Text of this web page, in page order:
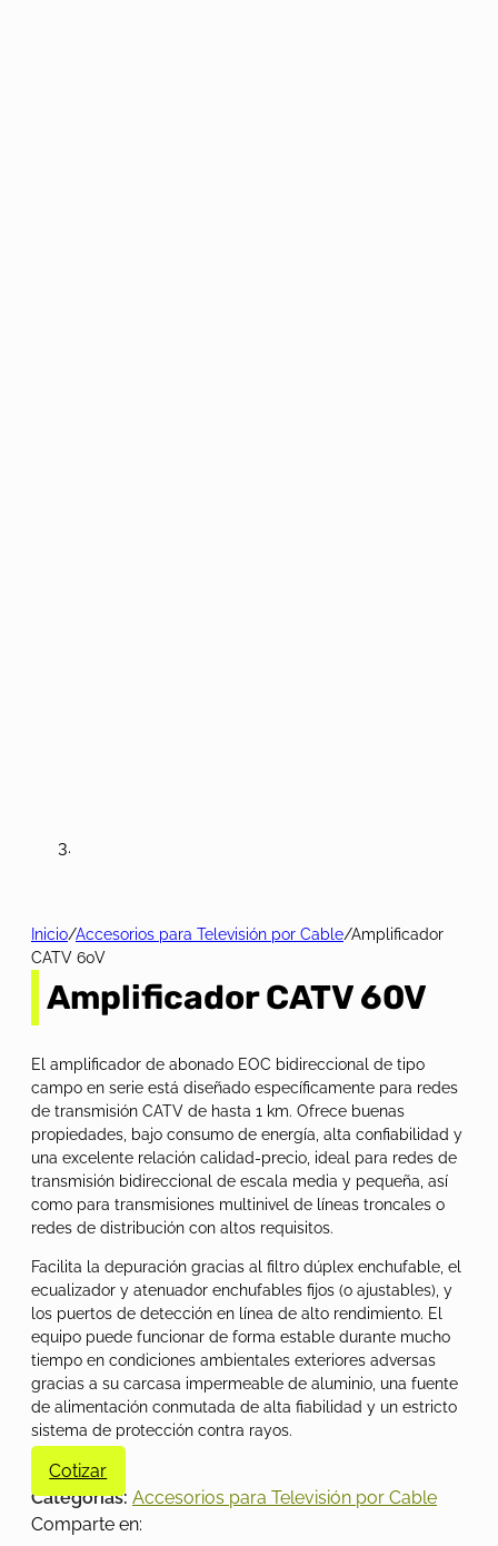
Inicio/Accesorios para Televisión por Cable/Amplificador
CATV 60V
Amplificador CATV 60V
El amplificador de abonado EOC bidireccional de tipo
campo en serie está diseñado específicamente para redes
de transmisión CATV de hasta 1 km. Ofrece buenas
propiedades, bajo consumo de energía, alta confiabilidad y
una excelente relación calidad-precio, ideal para redes de
transmisión bidireccional de escala media y pequeña, así
como para transmisiones multinivel de líneas troncales o
redes de distribución con altos requisitos.
Facilita la depuración gracias al filtro dúplex enchufable, el
ecualizador y atenuador enchufables fijos (o ajustables), y
los puertos de detección en línea de alto rendimiento. El
equipo puede funcionar de forma estable durante mucho
tiempo en condiciones ambientales exteriores adversas
gracias a su carcasa impermeable de aluminio, una fuente
de alimentación conmutada de alta fiabilidad y un estricto
sistema de protección contra rayos.
Cotizar
Categorías: Accesorios para Televisión por Cable
Comparte en: